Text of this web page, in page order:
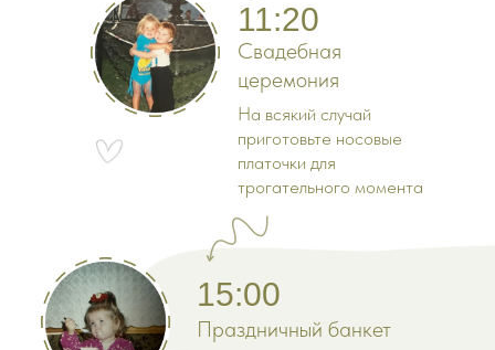
15:00
Праздничный банкет
11:20
На всякий случай
приготовьте носовые
платочки для
трогательного момента
Свадебная
церемония